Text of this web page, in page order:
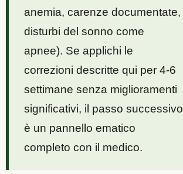
anemia, carenze documentate,
disturbi del sonno come
apnee). Se applichi le
correzioni descritte qui per 4-6
settimane senza miglioramenti
significativi, il passo successivo
è un pannello ematico
completo con il medico.